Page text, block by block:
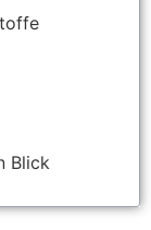
Blick